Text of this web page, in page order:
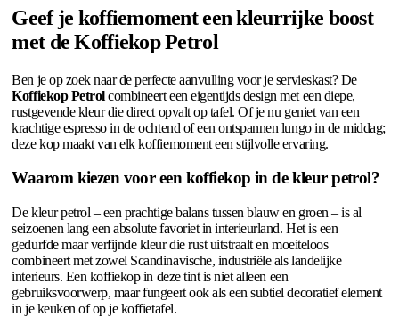
Geef je koffiemoment een kleurrijke boost
met de Koffiekop Petrol
Ben je op zoek naar de perfecte aanvulling voor je servieskast? De
Koffiekop Petrolcombineert een eigentijds design met een diepe,
rustgevende kleur die direct opvalt op tafel. Of je nu geniet van een
krachtige espresso in de ochtend of een ontspannen lungo in de middag;
deze kop maakt van elk koffiemoment een stijlvolle ervaring.
Waarom kiezen voor een koffiekop in de kleur petrol?
De kleur petrol – een prachtige balans tussen blauw en groen – is al
seizoenen lang een absolute favoriet in interieurland. Het is een
gedurfde maar verfijnde kleur die rust uitstraalt en moeiteloos
combineert met zowel Scandinavische, industriële als landelijke
interieurs. Een koffiekop in deze tint is niet alleen een
gebruiksvoorwerp, maar fungeert ook als een subtiel decoratief element
in je keuken of op je koffietafel.